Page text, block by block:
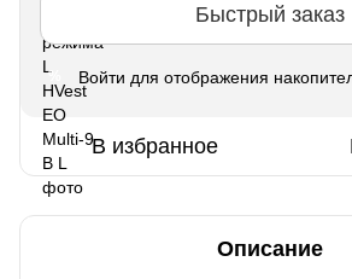
Быстрый заказ
% Войти для отображения
В избранное
Описание